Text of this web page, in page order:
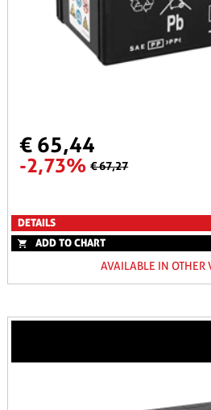
€ 65,44
-2,73% € 67,27
DETAILS
ADD TO CHART
AVAILABLE IN OTHER